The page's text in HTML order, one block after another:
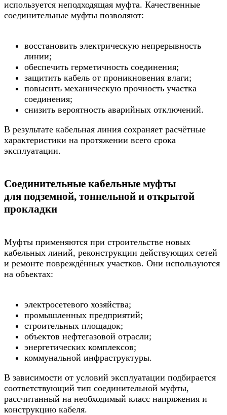
используется неподходящая муфта. Качественные
соединительные муфты позволяют:
восстановить электрическую непрерывность
линии;
обеспечить герметичность соединения;
защитить кабель от проникновения влаги;
повысить механическую прочность участка
соединения;
снизить вероятность аварийных отключений.
В результате кабельная линия сохраняет расчётные
характеристики на протяжении всего срока
эксплуатации.
Соединительные кабельные муфты
для подземной, тоннельной и открытой
прокладки
Муфты применяются при строительстве новых
кабельных линий, реконструкции действующих сетей
и ремонте повреждённых участков. Они используются
на объектах:
электросетевого хозяйства;
промышленных предприятий;
строительных площадок;
объектов нефтегазовой отрасли;
энергетических комплексов;
коммунальной инфраструктуры.
В зависимости от условий эксплуатации подбирается
соответствующий тип соединительной муфты,
рассчитанный на необходимый класс напряжения и
конструкцию кабеля.